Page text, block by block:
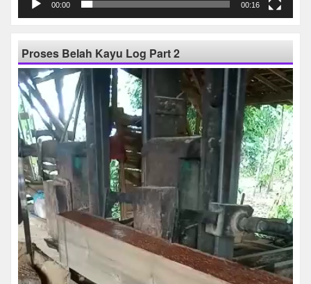
00:00 00:16
Proses Belah Kayu Log Part 2
Pemutar
Video